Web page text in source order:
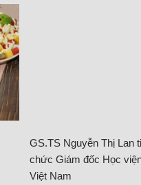
GS.TS Nguyễn Thị Lan
chức Giám đốc Học
Việt Nam